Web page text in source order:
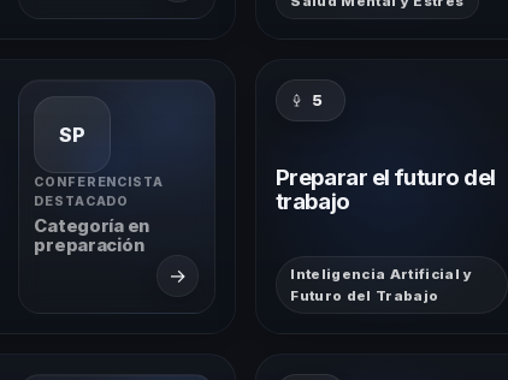
SP
CONFERENCISTA
DESTACADO
Categoría en
preparación
→
5
Preparar el futuro del
trabajo
Inteligencia Artificial y
Futuro del Trabajo